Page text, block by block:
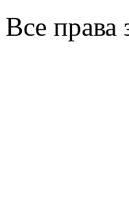
Все